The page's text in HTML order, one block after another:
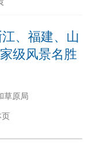
、福建、山
级风景名胜
原局